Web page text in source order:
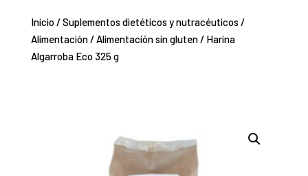
Inicio/Suplementos dietéticos y nutracéuticos /
Alimentación/Alimentación sin gluten/ Harina
Algarroba Eco 325 g